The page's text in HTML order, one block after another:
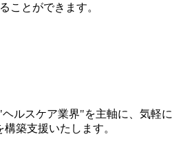
ことができます。
ルスケア業界"を主軸に、気
築支援いたします。